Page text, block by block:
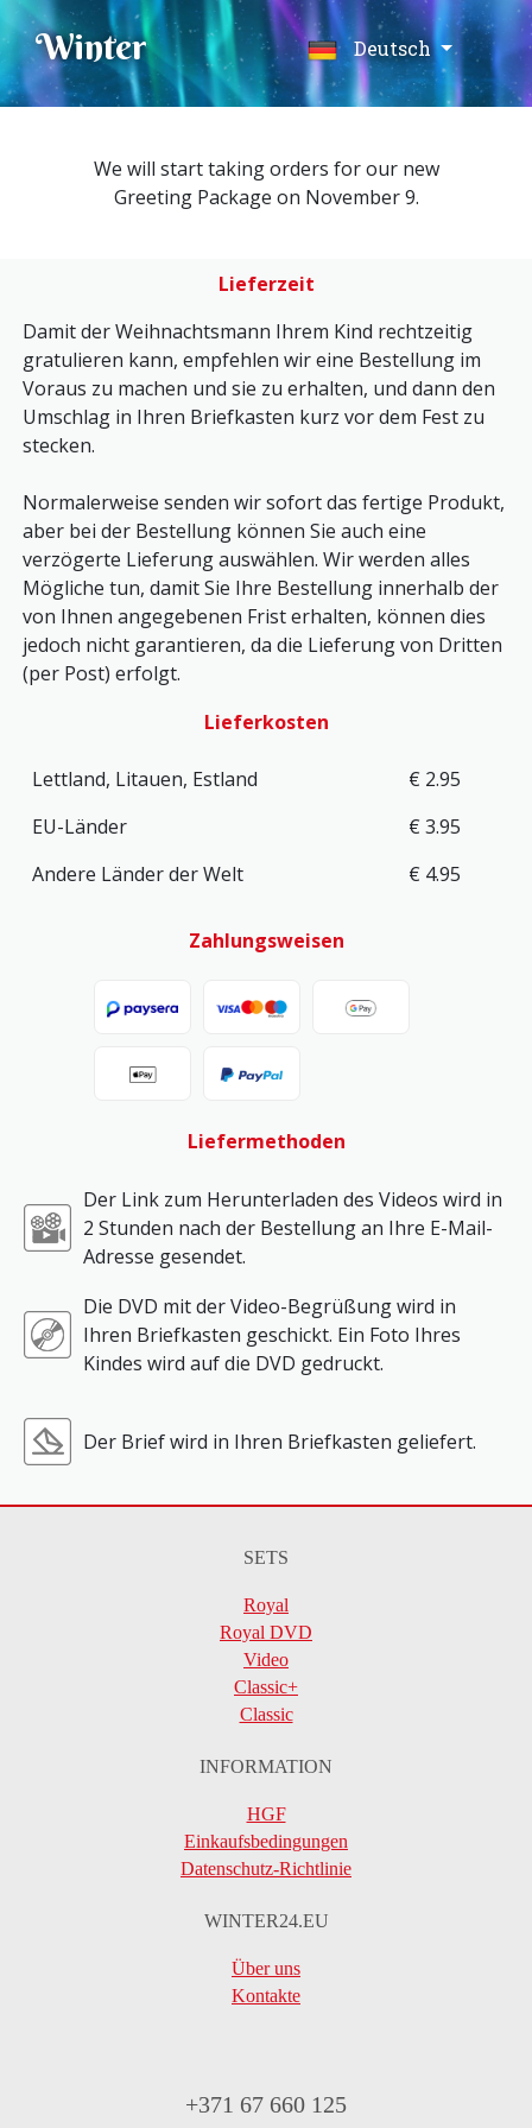
Winter Deutsch
We will start taking orders for our new
Greeting Package on November 9.
Lieferzeit
Damit der Weihnachtsmann Ihrem Kind rechtzeitig
gratulieren kann, empfehlen wir eine Bestellung im
Voraus zu machen und sie zu erhalten, und dann den
Umschlag in Ihren Briefkasten kurz vor dem Fest zu
stecken.
Normalerweise senden wir sofort das fertige Produkt,
aber bei der Bestellung können Sie auch eine
verzögerte Lieferung auswählen. Wir werden alles
Mögliche tun, damit Sie Ihre Bestellung innerhalb der
von Ihnen angegebenen Frist erhalten, können dies
jedoch nicht garantieren, da die Lieferung von Dritten
(per Post) erfolgt.
Lieferkosten
Lettland, Litauen, Estland
€ 2.95
EU-Länder
€ 3.95
Andere Länder der Welt
€ 4.95
Zahlungsweisen
Liefermethoden
Der Link zum Herunterladen des Videos wird in
2 Stunden nach der Bestellung an Ihre E-Mail-
Adresse gesendet.
Die DVD mit der Video-Begrüßung wird in
Ihren Briefkasten geschickt. Ein Foto Ihres
Kindes wird auf die DVD gedruckt.
Der Brief wird in Ihren Briefkasten geliefert.
SETS
Royal
Royal DVD
Video
Classic+
Classic
INFORMATION
HGF
Einkaufsbedingungen
Datenschutz-Richtlinie
WINTER24.EU
Über uns
Kontakte
+371 67 660 125